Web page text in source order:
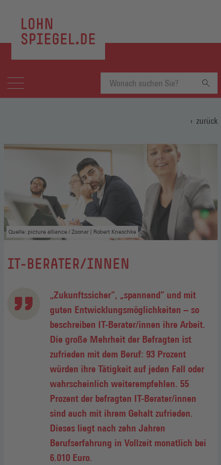
Suchbegriff
zurück
Quelle: picture alliance / Zoonar | Robert Kneschke
:
IT-BERATER/INNEN
„Zukunftssicher”, „spannend” und mit
guten Entwicklungsmöglichkeiten – so
beschreiben IT-Berater/innen ihre Arbeit.
Die große Mehrheit der Befragten ist
zufrieden mit dem Beruf: 93 Prozent
würden ihre Tätigkeit auf jeden Fall oder
wahrscheinlich weiterempfehlen. 55
Prozent der befragten IT-Berater/innen
sind auch mit ihrem Gehalt zufrieden.
Dieses liegt nach zehn Jahren
Berufserfahrung in Vollzeit monatlich bei
6.010 Euro.